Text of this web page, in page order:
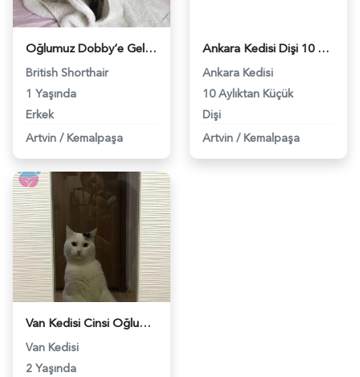
Oğlumuz Dobby’e Gelin Arıyoruz - 8742
British Shorthair
1 Yaşında
Erkek
Artvin / Kemalpaşa
Ankara Kedisi Dişi 10 Ay Civarında - 8784
Ankara Kedisi
10 Aylıktan Küçük
Dişi
Artvin / Kemalpaşa
Van Kedisi Cinsi Oğluma Eş Arıyorum - 9059
Van Kedisi
2 Yaşında